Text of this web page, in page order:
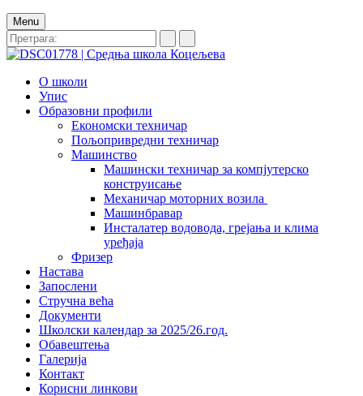
Menu
О школи
Упис
Образовни профили
Економски техничар
Пољопривредни техничар
Машинство
Машински техничар за компјутерско
конструисање
Механичар моторних возила
Машинбравар
Инсталатер водовода, грејања и клима
уређаја
Фризер
Настава
Запослени
Стручна већа
Документи
Школски календар за 2025/26.год.
Обавештења
Галерија
Контакт
Корисни линкови